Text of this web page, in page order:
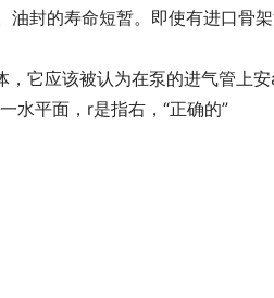
封的寿命短暂。即使有进口骨
它应该被认为在泵的进气管上
水平面，r是指右，“正确的”